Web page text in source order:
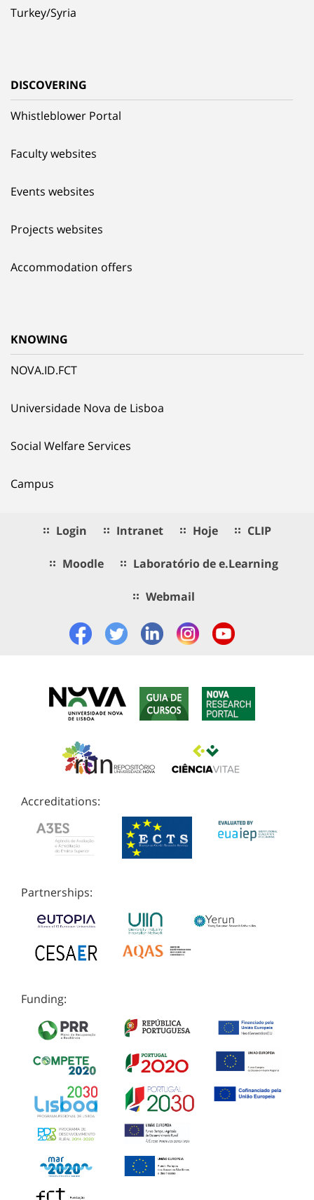
Turkey/Syria
DISCOVERING
Whistleblower Portal
Faculty websites
Events websites
Projects websites
Accommodation offers
KNOWING
NOVA.ID.FCT
Universidade Nova de Lisboa
Social Welfare Services
Campus
Login Intranet Hoje CLIP
Moodle Laboratório de e.Learning
Webmail
Accreditations:
Partnerships:
Funding: